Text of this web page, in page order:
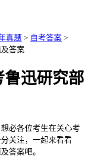
真题 > 自考答案 >
答案
鲁迅研究部
必各位考生在关心考
关注，一起来看看
答案吧。